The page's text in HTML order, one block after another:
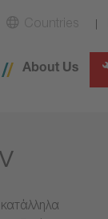
Countries
About Us